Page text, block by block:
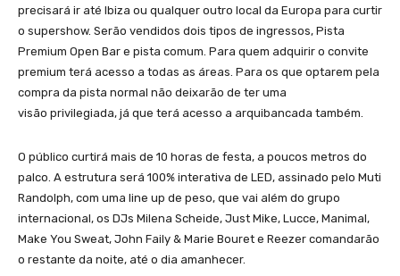
precisará ir até Ibiza ou qualquer outro local da Europa para curtir
o supershow. Serão vendidos dois tipos de ingressos, Pista
Premium Open Bar e pista comum. Para quem adquirir o convite
premium terá acesso a todas as áreas. Para os que optarem pela
compra da pista normal não deixarão de ter uma
visão privilegiada, já que terá acesso a arquibancada também.
O público curtirá mais de 10 horas de festa, a poucos metros do
palco. A estrutura será 100% interativa de LED, assinado pelo Muti
Randolph, com uma line up de peso, que vai além do grupo
internacional, os DJs Milena Scheide, Just Mike, Lucce, Manimal,
Make You Sweat, John Faily & Marie Bouret e Reezer comandarão
o restante da noite, até o dia amanhecer.